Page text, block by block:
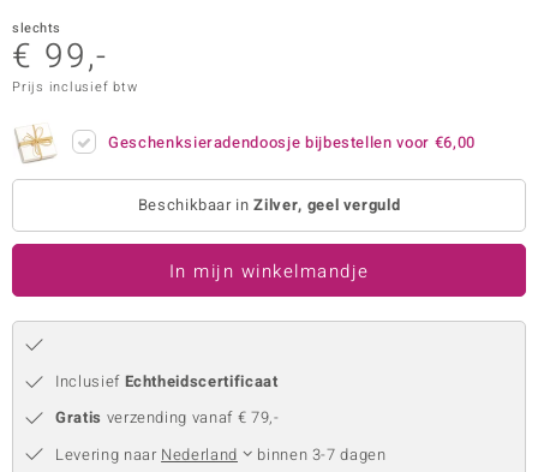
in Italy
Paraíso
Collection
slechts
€ 99,-
Prijs inclusief btw
Geschenksieradendoosje bijbestellen voor €6,00
Beschikbaar inZilver, geel verguld
In mijn winkelmandje
Inclusief Echtheidscertificaat
Gratis verzending vanaf € 79,-
Levering naar Nederland
binnen 3-7 dagen